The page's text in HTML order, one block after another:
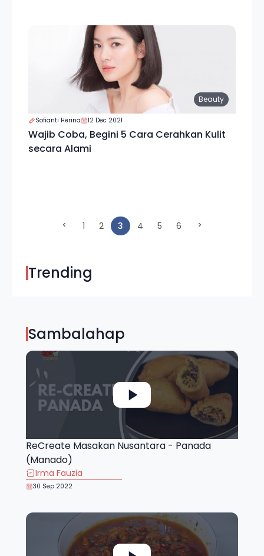
Beauty
Sofianti Herina 12 Dec 2021
Wajib Coba, Begini 5 Cara Cerahkan Kulit
secara Alami
1 2 3 (current)
4 5 6
Trending
Sambalahap
ReCreate Masakan Nusantara - Panada
(Manado)
Irma Fauzia
30 Sep 2022